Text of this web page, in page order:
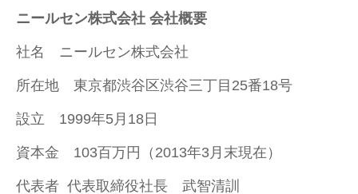
ニールセン株式会社 会社概要
社名 ニールセン株式会社
所在地 東京都渋谷区渋谷三丁目25番18号
設立 1999年5月18日
資本金 103百万円（2013年3月末現在）
代表者 代表取締役社長 武智清訓